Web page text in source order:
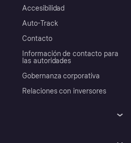
Accesibilidad
Auto-Track
Contacto
Información de contacto para
las autoridades
Gobernanza corporativa
Relaciones con inversores